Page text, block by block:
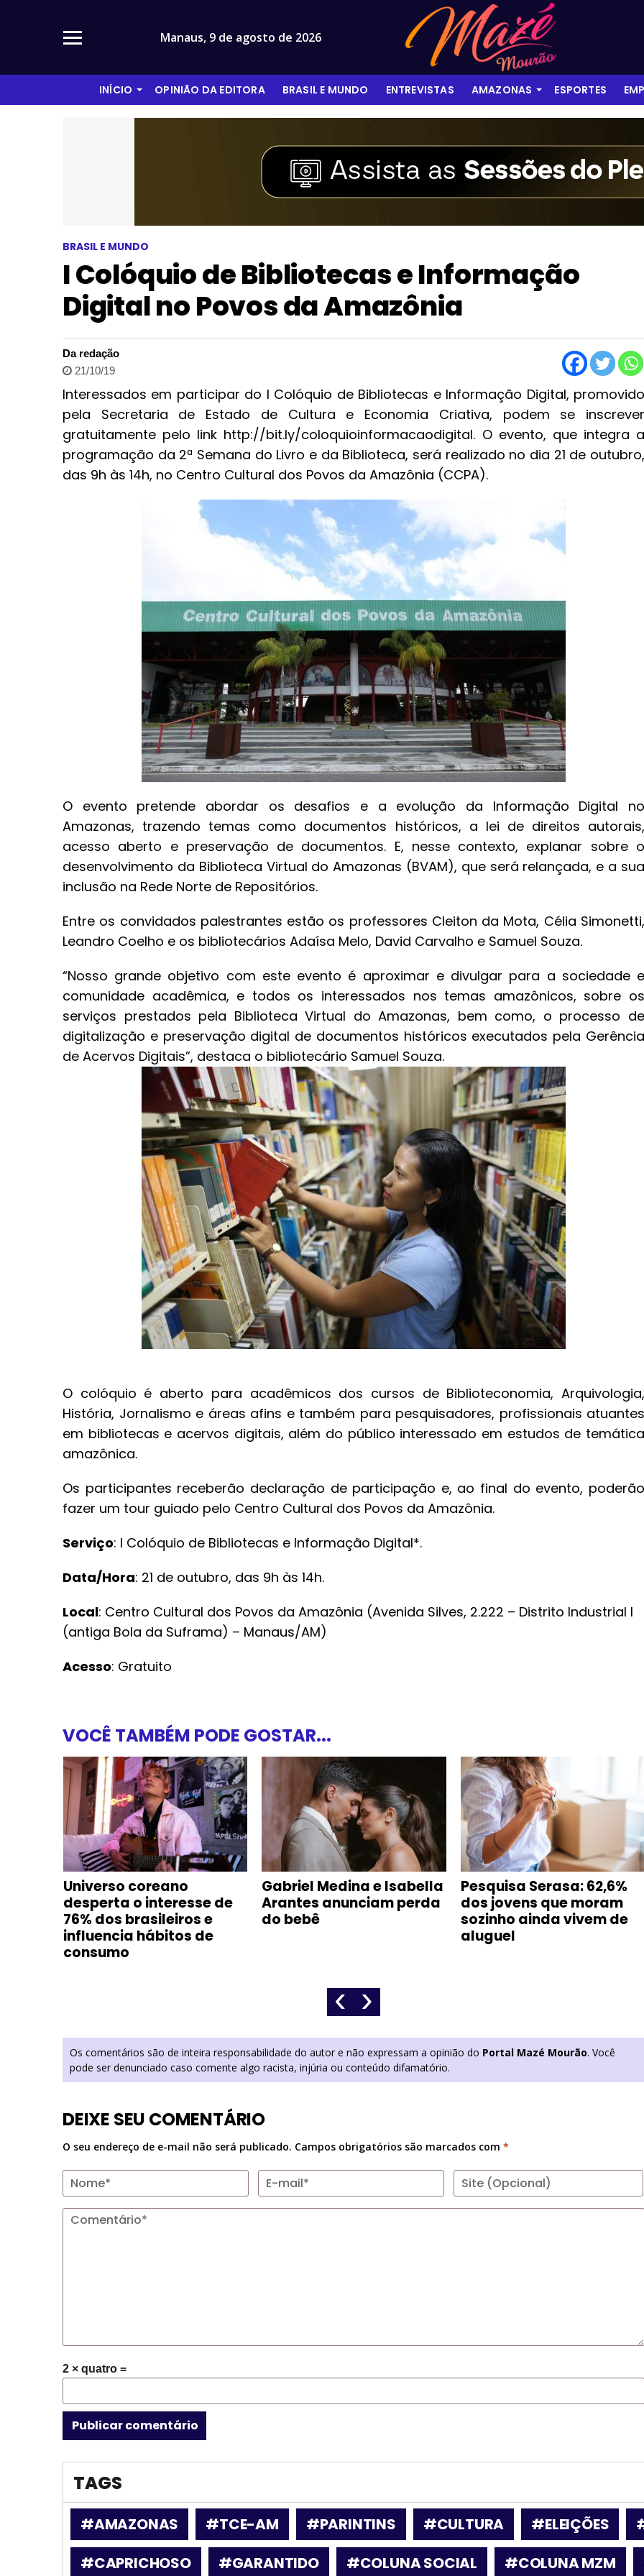
Manaus, 9 de agosto de 2026
INÍCIO OPINIÃO DA EDITORA BRASIL E MUNDO ENTREVISTAS AMAZONAS ESPORTES
BRASIL E MUNDO
I Colóquio de Bibliotecas e Informação
Digital no Povos da Amazônia
Da redação
21/10/19
Interessados em participar do I Colóquio de Bibliotecas e Informação Digital, promovido
pela Secretaria de Estado de Cultura e Economia Criativa, podem se inscrever
gratuitamente pelo link http://bit.ly/coloquioinformacaodigital. O evento, que integra a
programação da 2ª Semana do Livro e da Biblioteca, será realizado no dia 21 de outubro,
das 9h às 14h, no Centro Cultural dos Povos da Amazônia (CCPA).
O evento pretende abordar os desafios e a evolução da Informação Digital no
Amazonas, trazendo temas como documentos históricos, a lei de direitos autorais,
acesso aberto e preservação de documentos. E, nesse contexto, explanar sobre o
desenvolvimento da Biblioteca Virtual do Amazonas (BVAM), que será relançada, e a sua
inclusão na Rede Norte de Repositórios.
Entre os convidados palestrantes estão os professores Cleiton da Mota, Célia Simonetti,
Leandro Coelho e os bibliotecários Adaísa Melo, David Carvalho e Samuel Souza.
“Nosso grande objetivo com este evento é aproximar e divulgar para a sociedade e
comunidade acadêmica, e todos os interessados nos temas amazônicos, sobre os
serviços prestados pela Biblioteca Virtual do Amazonas, bem como, o processo de
digitalização e preservação digital de documentos históricos executados pela Gerência
de Acervos Digitais”, destaca o bibliotecário Samuel Souza.
O colóquio é aberto para acadêmicos dos cursos de Biblioteconomia, Arquivologia,
História, Jornalismo e áreas afins e também para pesquisadores, profissionais atuantes
em bibliotecas e acervos digitais, além do público interessado em estudos de temática
amazônica.
Os participantes receberão declaração de participação e, ao final do evento, poderão
fazer um tour guiado pelo Centro Cultural dos Povos da Amazônia.
Serviço: I Colóquio de Bibliotecas e Informação Digital*.
Data/Hora: 21 de outubro, das 9h às 14h.
Local: Centro Cultural dos Povos da Amazônia (Avenida Silves, 2.222 – Distrito Industrial I
(antiga Bola da Suframa) – Manaus/AM)
Acesso: Gratuito
VOCÊ TAMBÉM PODE GOSTAR...
Universo coreano
desperta o interesse de
76% dos brasileiros e
influencia hábitos de
consumo
Gabriel Medina e Isabella
Arantes anunciam perda
do bebê
Pesquisa Serasa: 62,6%
dos jovens que moram
sozinho ainda vivem de
aluguel
‹ ›
Os comentários são de inteira responsabilidade do autor e não expressam a opinião do Portal Mazé Mourão. Você
pode ser denunciado caso comente algo racista, injúria ou conteúdo difamatório.
DEIXE SEU COMENTÁRIO
O seu endereço de e-mail não será publicado. Campos obrigatórios são marcados com *
2 × quatro =
TAGS
#AMAZONAS #TCE-AM #PARINTINS #CULTURA #ELEIÇÕES
#CAPRICHOSO
#GARANTIDO #COLUNA SOCIAL #COLUNA MZM